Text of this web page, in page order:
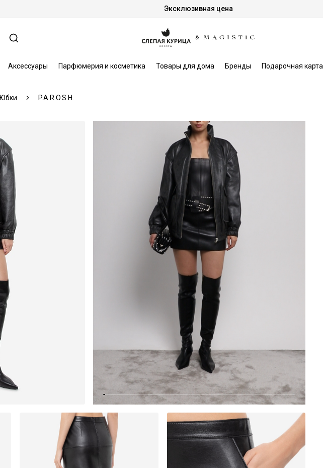
Эксклюзивная цена
Аксессуары Парфюмерия и косметика Товары для дома Бренды Подарочная карта
Юбки P.A.R.O.S.H.